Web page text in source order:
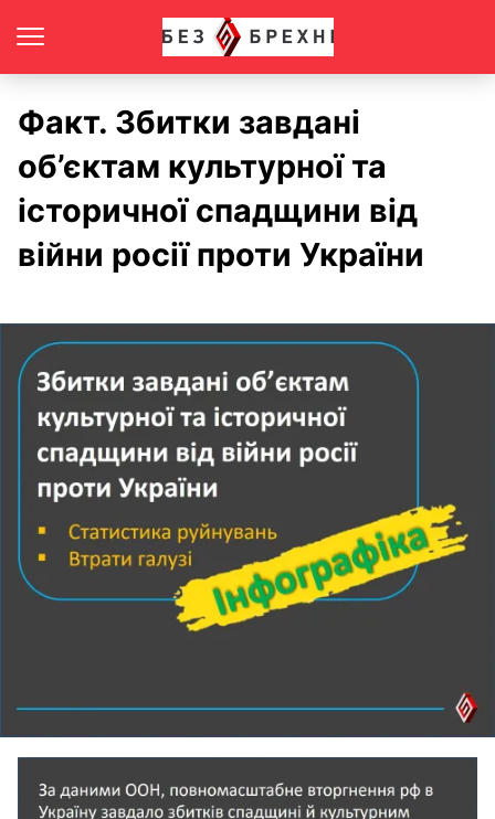
Факт. Збитки завдані
об’єктам культурної та
історичної спадщини від
війни росії проти України